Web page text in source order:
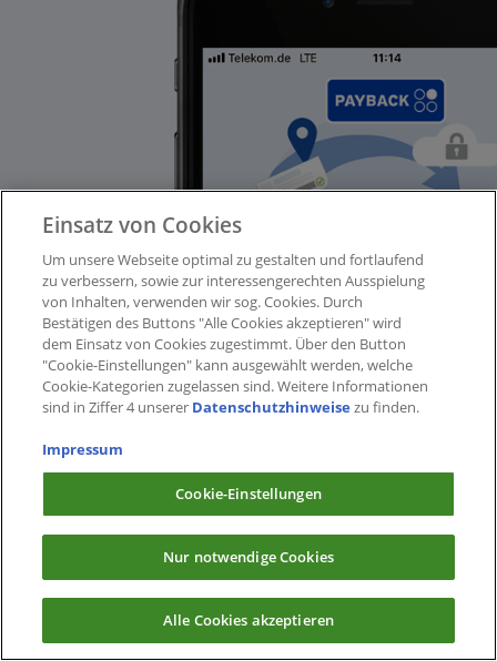
Einsatz von Cookies
Um unsere Webseite optimal zu gestalten und fortlaufend
zu verbessern, sowie zur interessengerechten Ausspielung
von Inhalten, verwenden wir sog. Cookies. Durch
Bestätigen des Buttons "Alle Cookies akzeptieren" wird
dem Einsatz von Cookies zugestimmt. Über den Button
"Cookie-Einstellungen" kann ausgewählt werden, welche
Cookie-Kategorien zugelassen sind. Weitere Informationen
sind in Ziffer 4 unserer Datenschutzhinweise zu finden.
Impressum
Cookie-Einstellungen
Nur notwendige Cookies
Alle Cookies akzeptieren